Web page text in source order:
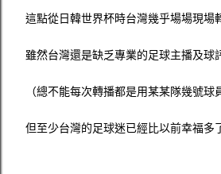
這點從日韓世界杯時台灣幾乎場場現場
雖然台灣還是缺乏專業的足球主播及球
（總不能每次轉播都是用某某隊幾號球
但至少台灣的足球迷已經比以前幸福多